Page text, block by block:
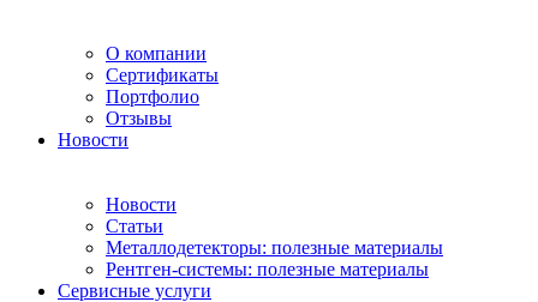
О компании
Сертификаты
Портфолио
Отзывы
Новости
Новости
Статьи
Металлодетекторы: полезные материалы
Рентген-системы: полезные материалы
Сервисные услуги